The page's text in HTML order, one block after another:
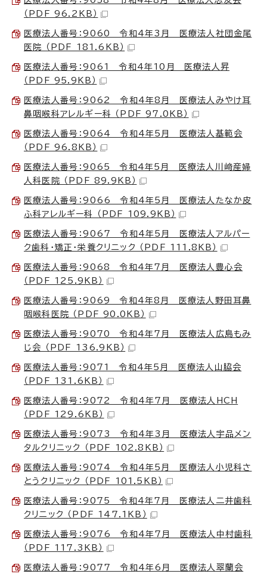
（PDF 96.2KB）
医療法人番号：9060 令和4年3月 医療法人社団金尾
医院 （PDF 181.6KB）
医療法人番号：9061 令和4年10月 医療法人昇
（PDF 95.9KB）
医療法人番号：9062 令和4年8月 医療法人みやけ耳
鼻咽喉科アレルギー科 （PDF 97.0KB）
医療法人番号：9064 令和4年5月 医療法人基範会
（PDF 96.8KB）
医療法人番号：9065 令和4年5月 医療法人川﨑産婦
人科医院 （PDF 89.9KB）
医療法人番号：9066 令和4年5月 医療法人たなか皮
ふ科アレルギー科 （PDF 109.9KB）
医療法人番号：9067 令和4年5月 医療法人アルパー
ク歯科・矯正・栄養クリニック （PDF 111.8KB）
医療法人番号：9068 令和4年7月 医療法人豊心会
（PDF 125.9KB）
医療法人番号：9069 令和4年8月 医療法人野田耳鼻
咽喉科医院 （PDF 90.0KB）
医療法人番号：9070 令和4年7月 医療法人広島もみ
じ会 （PDF 136.9KB）
医療法人番号：9071 令和4年5月 医療法人山脇会
（PDF 131.6KB）
医療法人番号：9072 令和4年7月 医療法人HCH
（PDF 129.6KB）
医療法人番号：9073 令和4年3月 医療法人宇品メン
タルクリニック （PDF 102.8KB）
医療法人番号：9074 令和4年5月 医療法人小児科さ
とうクリニック （PDF 101.5KB）
医療法人番号：9075 令和4年7月 医療法人二井歯科
クリニック （PDF 147.1KB）
医療法人番号：9076 令和4年7月 医療法人中村歯科
（PDF 117.3KB）
医療法人番号：9077 令和4年6月 医療法人翠蘭会